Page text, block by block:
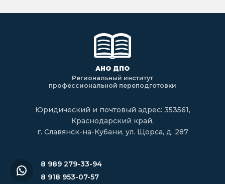
АНО ДПО
Региональный институт
профессиональной переподготовки
Юридический и почтовый адрес: 353561,
Краснодарский край,
г. Славянск-на-Кубани, ул. Щорса, д. 287
8 989 279-33-94
8 918 953-07-57